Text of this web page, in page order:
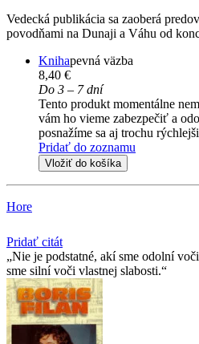
Vedecká publikácia sa zaoberá
povodňami na Dunaji a Váhu od
Knihapevná väzba
8,40 €
Do 3 – 7 dní
Tento produkt momentálne
vám ho vieme zabezpečiť a
posnažíme sa aj trochu
Pridať do zoznamu
Vložiť do košíka
Hore
Pridať citát
Nie je podstatné, akí sme odolní
sme silní voči vlastnej slabosti.